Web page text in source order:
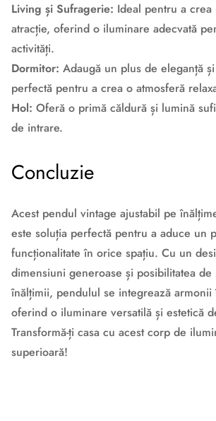
Living și Sufragerie: Ideal pentru a
atracție, oferind o iluminare adecvată
activități.
Dormitor: Adaugă un plus de eleganță
perfectă pentru a crea o atmosferă
Hol: Oferă o primă căldură și lumină
de intrare.
Concluzie
Acest pendul vintage ajustabil pe
este soluția perfectă pentru a aduce un
funcționalitate în orice spațiu. Cu un
dimensiuni generoase și posibilitatea
înălțimii, pendulul se integrează
oferind o iluminare versatilă și estetică
Transformă-ți casa cu acest corp de
superioară!